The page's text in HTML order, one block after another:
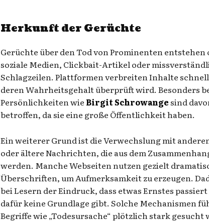
Herkunft der Gerüchte
Gerüchte über den Tod von Prominenten entstehen
soziale Medien, Clickbait-Artikel oder
Schlagzeilen. Plattformen verbreiten Inhalte
deren Wahrheitsgehalt überprüft wird. Besonders
Persönlichkeiten wie Birgit Schrowange sind
betroffen, da sie eine große Öffentlichkeit haben.
Ein weiterer Grund ist die Verwechslung mit
oder ältere Nachrichten, die aus dem
werden. Manche Webseiten nutzen gezielt
Überschriften, um Aufmerksamkeit zu erzeugen.
bei Lesern der Eindruck, dass etwas Ernstes
dafür keine Grundlage gibt. Solche Mechanismen
Begriffe wie „Todesursache“ plötzlich stark gesucht